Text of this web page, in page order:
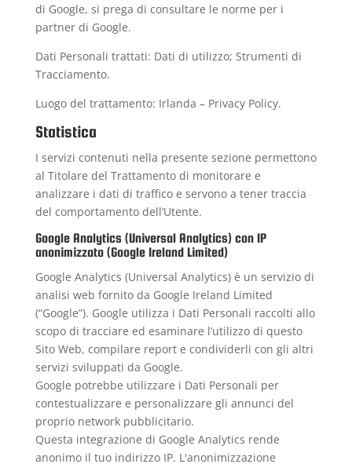
di Google, si prega di consultare le norme per i
partner di Google.
Dati Personali trattati: Dati di utilizzo; Strumenti di
Tracciamento.
Luogo del trattamento: Irlanda – Privacy Policy.
Statistica
I servizi contenuti nella presente sezione permettono
al Titolare del Trattamento di monitorare e
analizzare i dati di traffico e servono a tener traccia
del comportamento dell’Utente.
Google Analytics (Universal Analytics) con IP
anonimizzato (Google Ireland Limited)
Google Analytics (Universal Analytics) è un servizio di
analisi web fornito da Google Ireland Limited
(“Google”). Google utilizza i Dati Personali raccolti allo
scopo di tracciare ed esaminare l’utilizzo di questo
Sito Web, compilare report e condividerli con gli altri
servizi sviluppati da Google.
Google potrebbe utilizzare i Dati Personali per
contestualizzare e personalizzare gli annunci del
proprio network pubblicitario.
Questa integrazione di Google Analytics rende
anonimo il tuo indirizzo IP. L'anonimizzazione